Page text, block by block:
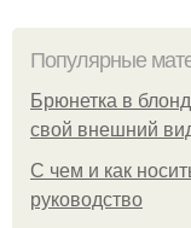
Популярные
Брюнетка в
свой внешний
С чем и как
руководство